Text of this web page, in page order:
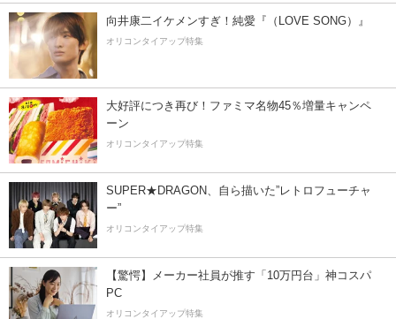
向井康二イケメンすぎ！純愛『（LOVE SONG）』
オリコンタイアップ特集
大好評につき再び！ファミマ名物45％増量キャンペ
ーン
オリコンタイアップ特集
SUPER★DRAGON、自ら描いた”レトロフューチャ
ー”
オリコンタイアップ特集
【驚愕】メーカー社員が推す「10万円台」神コスパ
PC
オリコンタイアップ特集